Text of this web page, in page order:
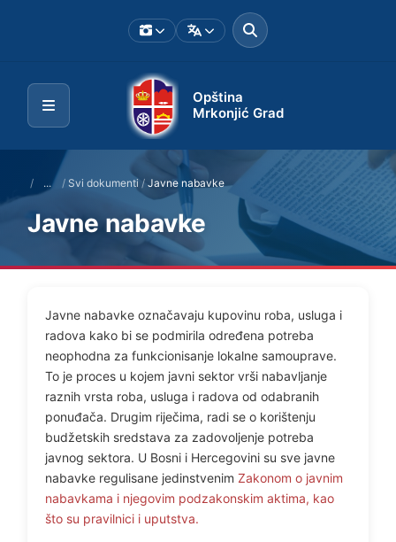
Opština
Mrkonjić Grad
/ ... / Svi dokumenti / Javne nabavke
Javne nabavke
Javne nabavke označavaju kupovinu roba, usluga i
radova kako bi se podmirila određena potreba
neophodna za funkcionisanje lokalne samouprave.
To je proces u kojem javni sektor vrši nabavljanje
raznih vrsta roba, usluga i radova od odabranih
ponuđača. Drugim riječima, radi se o korištenju
budžetskih sredstava za zadovoljenje potreba
javnog sektora. U Bosni i Hercegovini su sve javne
nabavke regulisane jedinstvenim Zakonom o javnim
nabavkama i njegovim podzakonskim aktima, kao
što su pravilnici i uputstva.